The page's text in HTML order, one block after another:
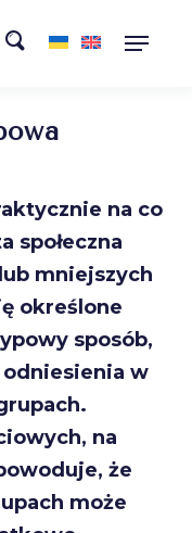
na co
społeczna
mniejszych
określone
sposób,
w
na
że
może